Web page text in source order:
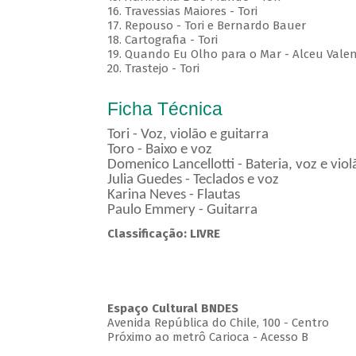
16. Travessias Maiores - Tori
17. Repouso - Tori e Bernardo Bauer
⁠18. Cartografia - Tori
19. Quando Eu Olho para o Mar - Alceu
20. Trastejo - Tori
Ficha Técnica
Tori - Voz, violão e guitarra
Toro - Baixo e voz
Domenico Lancellotti - Bateria, voz e
Julia Guedes - Teclados e voz
Karina Neves - Flautas
Paulo Emmery - Guitarra
Classificação: LIVRE
Espaço Cultural BNDES
Avenida República do Chile, 100 - Centro
Próximo ao metrô Carioca - Acesso B